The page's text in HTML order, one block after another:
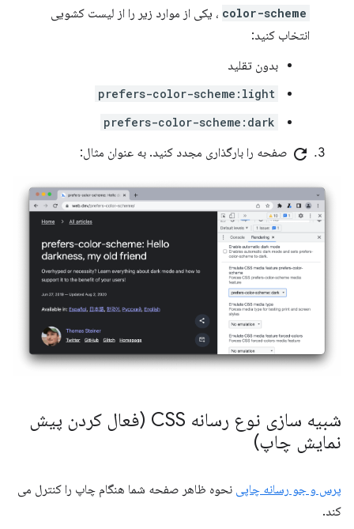
color-scheme ، یکی از موارد زیر را از لیست کشویی
انتخاب کنید:
بدون تقلید
prefers-color-scheme:light
prefers-color-scheme:dark
refresh صفحه را بارگذاری مجدد کنید. به عنوان مثال:
شبیه سازی نوع رسانه CSS (فعال کردن پیش
نمایش چاپ)
پرس و جو رسانه چاپی نحوه ظاهر صفحه شما هنگام چاپ را کنترل می
کند.